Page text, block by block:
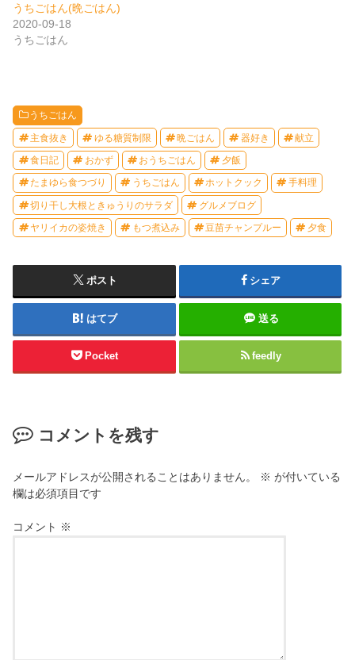
うちごはん(晩ごはん)
2020-09-18
うちごはん
うちごはん
主食抜き ゆる糖質制限 晩ごはん 器好き 献立
食日記 おかず おうちごはん 夕飯
たまゆら食つづり うちごはん ホットクック 手料理
切り干し大根ときゅうりのサラダ グルメブログ
ヤリイカの姿焼き もつ煮込み 豆苗チャンプルー 夕食
ポスト シェア
はてブ 送る
Pocket feedly
コメントを残す
メールアドレスが公開されることはありません。 ※ が付いている
欄は必須項目です
コメント ※